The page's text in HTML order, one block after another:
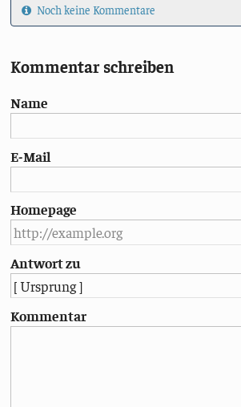
Noch keine Kommentare
Kommentar schreiben
Name
E-Mail
Homepage
Antwort zu
Kommentar